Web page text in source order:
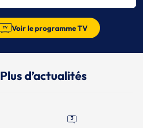
Voir le programme TV
Plus d’actualités
3